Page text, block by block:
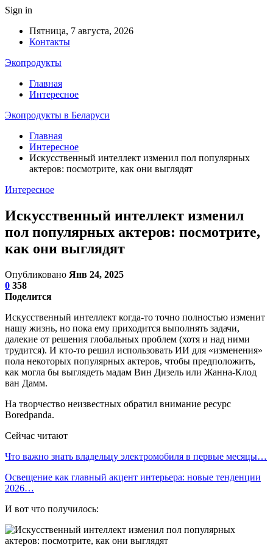
Sign in
Пятница, 7 августа, 2026
Контакты
Экопродукты
Главная
Интересное
Экопродукты в Беларуси
Главная
Интересное
Искусственный интеллект изменил пол популярных
актеров: посмотрите, как они выглядят
Интересное
Искусственный интеллект изменил
пол популярных актеров: посмотрите,
как они выглядят
Опубликовано Янв 24, 2025
0 358
Поделится
Искусственный интеллект когда-то точно полностью изменит
нашу жизнь, но пока ему приходится выполнять задачи,
далекие от решения глобальных проблем (хотя и над ними
трудится). И кто-то решил использовать ИИ для «изменения»
пола некоторых популярных актеров, чтобы предположить,
как могла бы выглядеть мадам Вин Дизель или Жанна-Клод
ван Дамм.
На творчество неизвестных обратил внимание ресурс
Boredpanda.
Сейчас читают
Что важно знать владельцу электромобиля в первые месяцы…
Освещение как главный акцент интерьера: новые тенденции
2026…
И вот что получилось: